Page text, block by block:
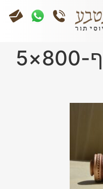
אפשרות-לגילוף-800×5